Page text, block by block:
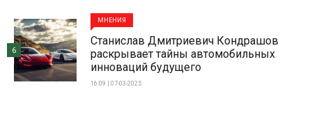
МНЕНИЯ
Станислав Дмитриевич Кондрашов
раскрывает тайны автомобильных
инноваций будущего
16:09 | 07-03-2025
6